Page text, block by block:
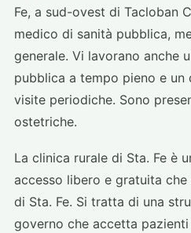
Fe, a sud-ovest di Tacloban
medico di sanità pubblica,
generale. Vi lavorano anche
pubblica a tempo pieno e
visite periodiche. Sono
ostetriche.
La clinica rurale di Sta. Fe è
accesso libero e gratuita
di Sta. Fe. Si tratta di una
governo che accetta